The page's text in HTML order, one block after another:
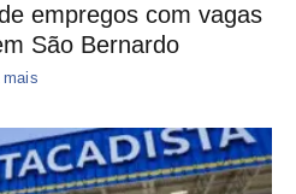
empregos com vagas
São Bernardo
mais